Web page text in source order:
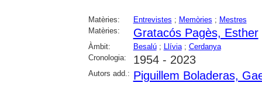
Matèries: Entrevistes ; Memòries ; Mestres
Matèries:
Gratacós Pagès, Esther
Àmbit: Besalú; Llívia; Cerdanya
Cronologia:
1954 - 2023
Autors add.: Piguillem Boladeras,